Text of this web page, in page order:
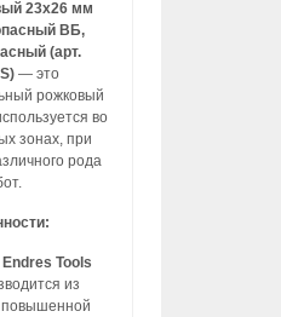
23х26 мм
ВБ,
(арт.
— это
рожковый
во
зонах, при
рода
Endres Tools
из